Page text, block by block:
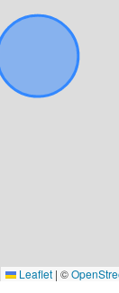
Leaflet | ©